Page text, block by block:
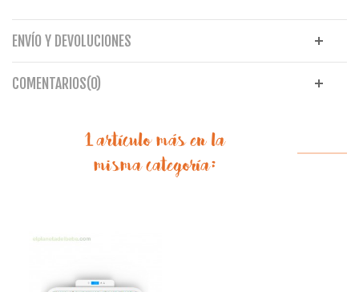
ENVÍO Y DEVOLUCIONES
COMENTARIOS(0)
1 artículo más en la
misma categoría: